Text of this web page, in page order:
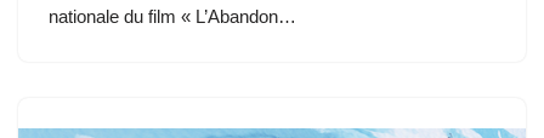
nationale du film « L’Abandon…